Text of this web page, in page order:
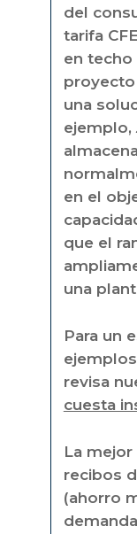
del
tarifa
en techo
una
ejemplo,
en el
que el
una
Para un
revisa
cuesta
La mejor
recibos
(ahorro